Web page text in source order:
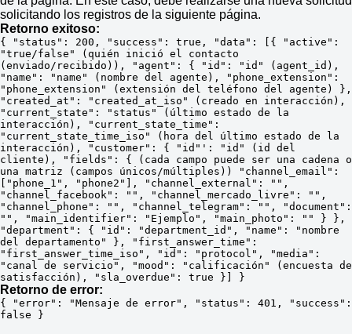
solicitando los registros de la siguiente página.
Retorno exitoso:
{ "status": 200, "success": true, "data": [{ "active":
"true/false" (quién inició el contacto
(enviado/recibido)), "agent": { "id": "id" (agent_id),
"name": "name" (nombre del agente), "phone_extension":
"phone_extension" (extensión del teléfono del agente) },
"created_at": "created_at_iso" (creado en interacción),
"current_state": "status" (último estado de la
interacción), "current_state_time":
"current_state_time_iso" (hora del último estado de la
interacción), "customer": { "id"': "id" (id del
cliente), "fields": { (cada campo puede ser una cadena o
una matriz (campos únicos/múltiples)) "channel_email":
["phone_1", "phone2"], "channel_external": "",
"channel_facebook": "", "channel_mercado_livre": "",
"channel_phone": "", "channel_telegram": "", "document":
"", "main_identifier": "Ejemplo", "main_photo": "" } },
"department": { "id": "department_id", "name": "nombre
del departamento" }, "first_answer_time":
"first_answer_time_iso", "id": "protocol", "media":
"canal de servicio", "mood": "calificación" (encuesta de
satisfacción), "sla_overdue": true }] }
Retorno de error:
{ "error": "Mensaje de error", "status": 401, "success":
false }